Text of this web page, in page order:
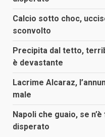
Calcio sotto choc,
sconvolto
Precipita dal tetto,
è devastante
Lacrime Alcaraz,
male
Napoli che guaio, se
disperato